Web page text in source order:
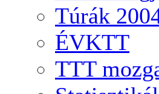
Túrák
ÉVKTT
TTT